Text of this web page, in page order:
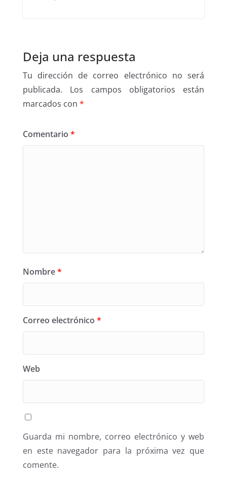
Deja una respuesta
Tu dirección de correo electrónico no será
publicada.
Los campos obligatorios están
marcados con *
Comentario *
Nombre*
Correo electrónico *
Web
Guarda mi nombre, correo electrónico y web
en este navegador para la próxima vez que
comente.